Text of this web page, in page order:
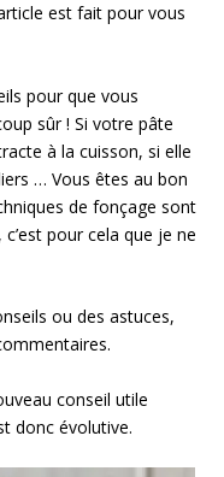
est fait pour vous
pour que vous
sûr ! Si votre pâte
à la cuisson, si elle
… Vous êtes au bon
de fonçage sont
pour cela que je ne
ou des astuces,
conseil utile
donc évolutive.